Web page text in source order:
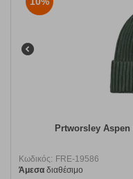
Prtworsley
Κωδικός: FRE-19586
Άμεσα διαθέσιμο